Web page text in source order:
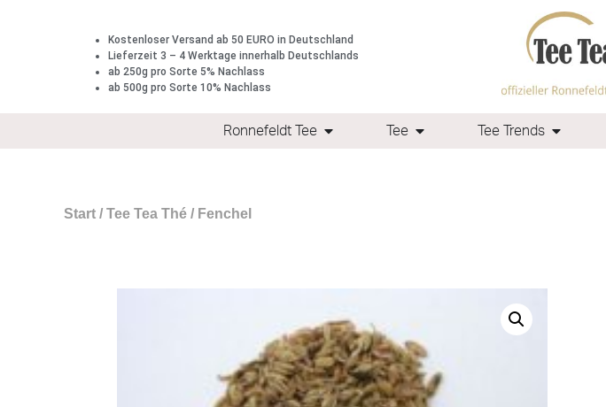
Kostenloser Versand ab 50 EURO in Deutschland
Lieferzeit 3 – 4 Werktage innerhalb Deutschlands
ab 250g pro Sorte 5% Nachlass
ab 500g pro Sorte 10% Nachlass
Ronnefeldt Tee Tee Tee Trends
Start / Tee Tea Thé / Fenchel